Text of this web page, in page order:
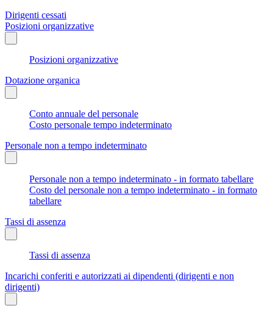
Dirigenti cessati
Posizioni organizzative
Posizioni organizzative
Dotazione organica
Conto annuale del personale
Costo personale tempo indeterminato
Personale non a tempo indeterminato
Personale non a tempo indeterminato - in formato tabellare
Costo del personale non a tempo indeterminato - in formato
tabellare
Tassi di assenza
Tassi di assenza
Incarichi conferiti e autorizzati ai dipendenti (dirigenti e non
dirigenti)